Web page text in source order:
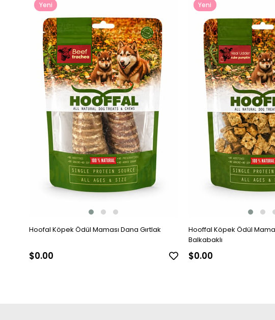
Hoofal Köpek Ödül Maması Dana Gırtlak
$0.00
Yeni
Ürün
Hooffal Köpek Ödül Maması Dana Meme Küp
Balkabaklı
$0.00
Yeni
Ürün